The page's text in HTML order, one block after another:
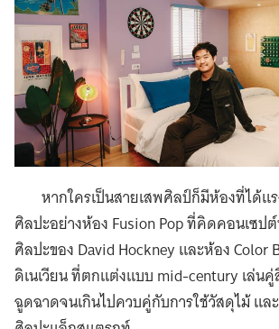
หากใครเป็นสายเสพศิลป์ก็มีห้องที่ได้แ
ศิลปะอย่างห้อง Fusion Pop ที่คิดคอนเซป
ศิลปะของ David Hockney และห้อง
ดิเนเวียน ที่ตกแต่งแบบ mid-century เล่น
ฉูดฉาดจนเกินไปควบคู่กับการใช้วัสดุไม้ แล